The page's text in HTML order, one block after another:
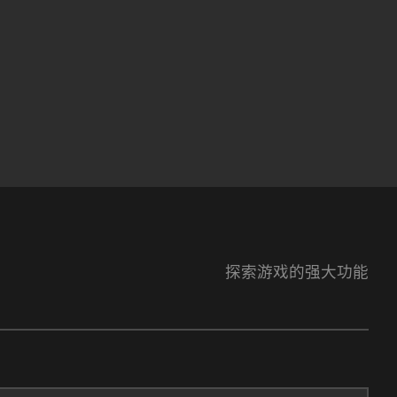
探索游戏的强大功能